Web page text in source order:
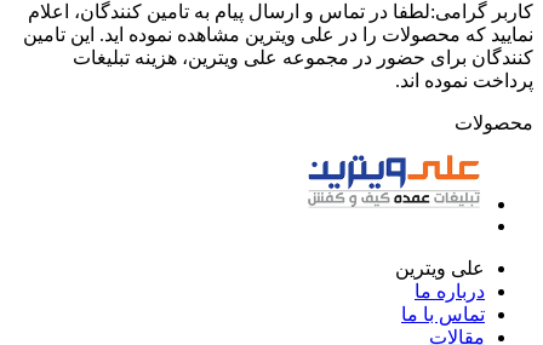
کاربر گرامی:لطفا در تماس و ارسال پیام به تامین کنندگان، اعلام
نمایید که محصولات را در علی ویترین مشاهده نموده اید. این تامین
کنندگان برای حضور در مجموعه علی ویترین، هزینه تبلیغات
پرداخت نموده اند.
محصولات
علی ویترین
درباره ما
تماس با ما
مقالات